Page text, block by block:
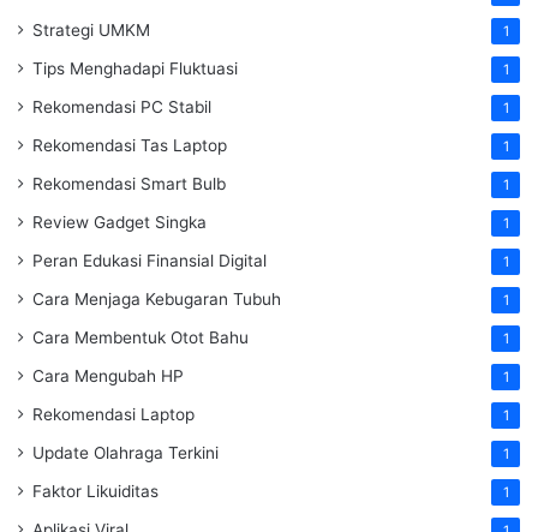
Strategi UMKM 1
Tips Menghadapi Fluktuasi 1
Rekomendasi PC Stabil 1
Rekomendasi Tas Laptop 1
Rekomendasi Smart Bulb 1
Review Gadget Singka 1
Peran Edukasi Finansial Digital 1
Cara Menjaga Kebugaran Tubuh 1
Cara Membentuk Otot Bahu 1
Cara Mengubah HP 1
Rekomendasi Laptop 1
Update Olahraga Terkini 1
Faktor Likuiditas 1